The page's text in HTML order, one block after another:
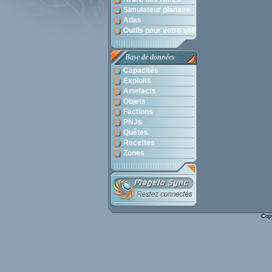
Simulateur planaire
Atlas
Outils pour votre site
Base de données
Capacités
Exploits
Artefacts
Objets
Factions
PNJs
Quêtes
Recettes
Zones